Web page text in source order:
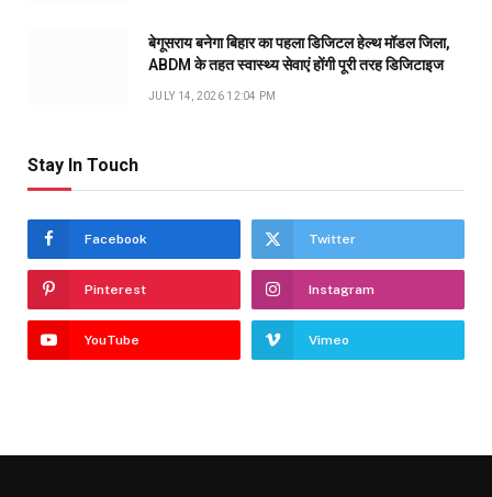
बेगूसराय बनेगा बिहार का पहला डिजिटल हेल्थ मॉडल जिला,
ABDM के तहत स्वास्थ्य सेवाएं होंगी पूरी तरह डिजिटाइज
JULY 14, 2026 12:04 PM
Stay In Touch
Facebook Twitter
Pinterest Instagram
YouTube Vimeo